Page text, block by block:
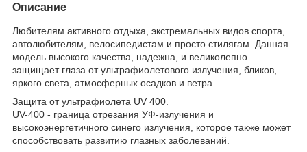
Описание
Любителям активного отдыха, экстремальных видов спорта,
автолюбителям, велосипедистам и просто стилягам. Данная
модель высокого качества, надежна, и великолепно
защищает глаза от ультрафиолетового излучения, бликов,
яркого света, атмосферных осадков и ветра.
Защита от ультрафиолета UV 400.
UV-400 - граница отрезания УФ-излучения и
высокоэнергетичного синего излучения, которое также может
способствовать развитию глазных заболеваний.